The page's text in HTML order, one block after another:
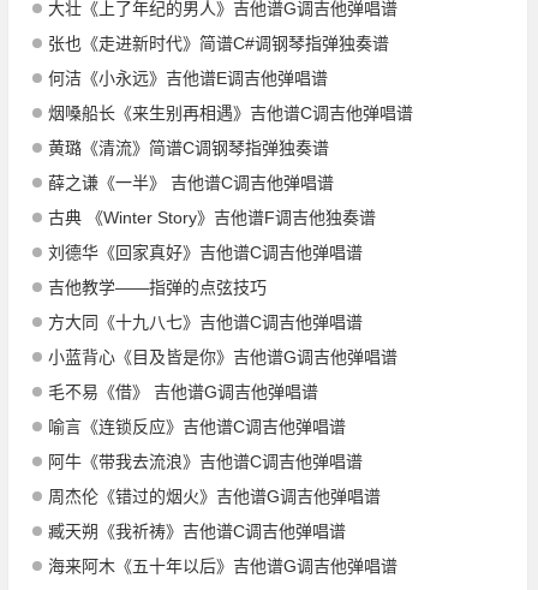
大壮《上了年纪的男人》吉他谱G调吉他弹唱谱
张也《走进新时代》简谱C#调钢琴指弹独奏谱
何洁《小永远》吉他谱E调吉他弹唱谱
烟嗓船长《来生别再相遇》吉他谱C调吉他弹唱谱
黄璐《清流》简谱C调钢琴指弹独奏谱
薛之谦《一半》 吉他谱C调吉他弹唱谱
古典 《Winter Story》吉他谱F调吉他独奏谱
刘德华《回家真好》吉他谱C调吉他弹唱谱
吉他教学——指弹的点弦技巧
方大同《十九八七》吉他谱C调吉他弹唱谱
小蓝背心《目及皆是你》吉他谱G调吉他弹唱谱
毛不易《借》 吉他谱G调吉他弹唱谱
喻言《连锁反应》吉他谱C调吉他弹唱谱
阿牛《带我去流浪》吉他谱C调吉他弹唱谱
周杰伦《错过的烟火》吉他谱G调吉他弹唱谱
臧天朔《我祈祷》吉他谱C调吉他弹唱谱
海来阿木《五十年以后》吉他谱G调吉他弹唱谱